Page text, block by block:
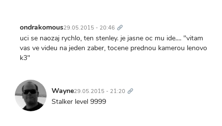
ondrakomous29.05.2015 - 20:46 odkaz
uci se naozaj rychlo, ten stenley. je jasne oc mu ide.... "vitam
vas ve videu na jeden zaber, tocene prednou kamerou lenovo
k3"
Wayne29.05.2015 - 21:20 odkaz
Stalker level 9999